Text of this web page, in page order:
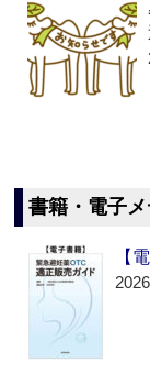
書籍・電子
【